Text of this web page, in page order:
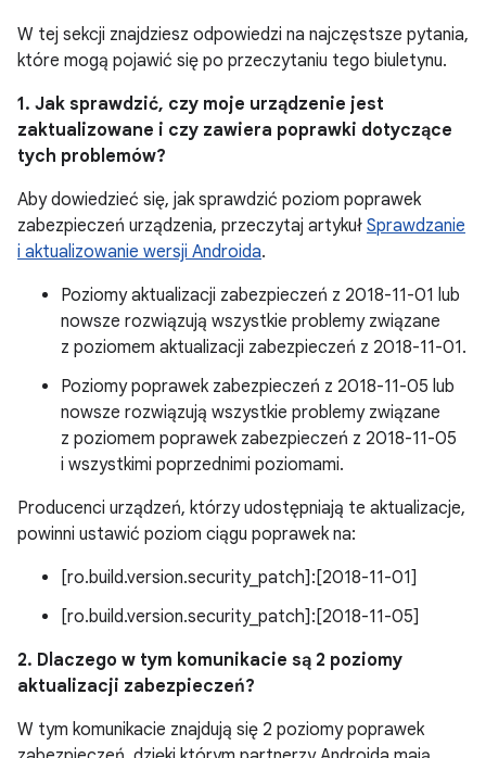
W tej sekcji znajdziesz odpowiedzi na najczęstsze pytania,
które mogą pojawić się po przeczytaniu tego biuletynu.
1. Jak sprawdzić, czy moje urządzenie jest
zaktualizowane i czy zawiera poprawki dotyczące
tych problemów?
Aby dowiedzieć się, jak sprawdzić poziom poprawek
zabezpieczeń urządzenia, przeczytaj artykuł Sprawdzanie
i aktualizowanie wersji Androida.
Poziomy aktualizacji zabezpieczeń z 2018-11-01 lub
nowsze rozwiązują wszystkie problemy związane
z poziomem aktualizacji zabezpieczeń z 2018-11-01.
Poziomy poprawek zabezpieczeń z 2018-11-05 lub
nowsze rozwiązują wszystkie problemy związane
z poziomem poprawek zabezpieczeń z 2018-11-05
i wszystkimi poprzednimi poziomami.
Producenci urządzeń, którzy udostępniają te aktualizacje,
powinni ustawić poziom ciągu poprawek na:
[ro.build.version.security_patch]:[2018-11-01]
[ro.build.version.security_patch]:[2018-11-05]
2. Dlaczego w tym komunikacie są 2 poziomy
aktualizacji zabezpieczeń?
W tym komunikacie znajdują się 2 poziomy poprawek